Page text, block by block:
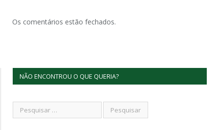
Os comentários estão fechados.
NÃO ENCONTROU O QUE QUERIA?